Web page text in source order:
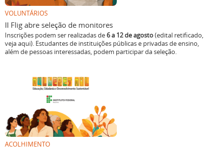
VOLUNTÁRIOS
II Flig abre seleção de monitores
Inscrições podem ser realizadas de6 a 12 de agosto(edital retificado,
veja aqui). Estudantes de instituições públicas e privadas de ensino,
além de pessoas interessadas, podem participar da seleção.
ACOLHIMENTO